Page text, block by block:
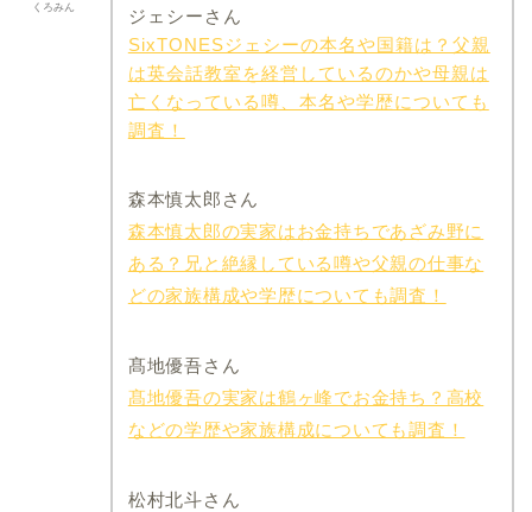
くろみん
ジェシーさん
SixTONESジェシーの本名や国籍は？父親
は英会話教室を経営しているのかや母親は
亡くなっている噂、本名や学歴についても
調査！
森本慎太郎さん
森本慎太郎の実家はお金持ちであざみ野に
ある？兄と絶縁している噂や父親の仕事な
どの家族構成や学歴についても調査！
髙地優吾さん
髙地優吾の実家は鶴ヶ峰でお金持ち？高校
などの学歴や家族構成についても調査！
松村北斗さん